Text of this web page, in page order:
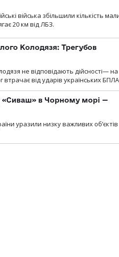
війська збільшили кількість
20 км від ЛБЗ.
Колодязя: Трегубов
не відповідають дійсності— на
від ударів українських
в Чорному морі —
уразили низку важливих об’єктів